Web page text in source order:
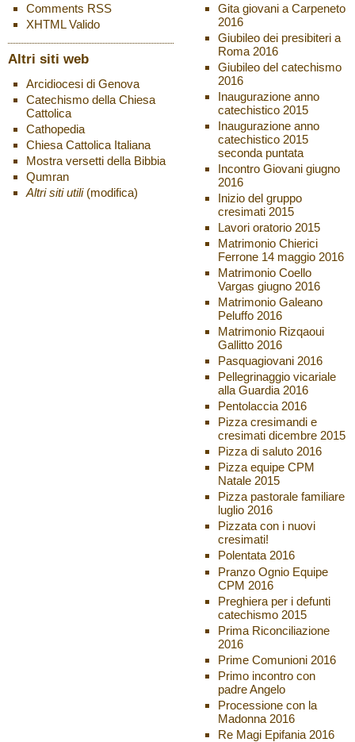
Comments RSS
XHTMLValido
Altri siti web
Arcidiocesi di Genova
Catechismo della Chiesa
Cattolica
Cathopedia
Chiesa Cattolica Italiana
Mostra versetti della Bibbia
Qumran
Altri siti utili (modifica)
Gita giovani a Carpeneto
2016
Giubileo dei presibiteri a
Roma 2016
Giubileo del catechismo
2016
Inaugurazione anno
catechistico 2015
Inaugurazione anno
catechistico 2015
seconda puntata
Incontro Giovani giugno
2016
Inizio del gruppo
cresimati 2015
Lavori oratorio 2015
Matrimonio Chierici
Ferrone 14 maggio 2016
Matrimonio Coello
Vargas giugno 2016
Matrimonio Galeano
Peluffo 2016
Matrimonio Rizqaoui
Gallitto 2016
Pasquagiovani 2016
Pellegrinaggio vicariale
alla Guardia 2016
Pentolaccia 2016
Pizza cresimandi e
cresimati dicembre 2015
Pizza di saluto 2016
Pizza equipe CPM
Natale 2015
Pizza pastorale familiare
luglio 2016
Pizzata con i nuovi
cresimati!
Polentata 2016
Pranzo Ognio Equipe
CPM 2016
Preghiera per i defunti
catechismo 2015
Prima Riconciliazione
2016
Prime Comunioni 2016
Primo incontro con
padre Angelo
Processione con la
Madonna 2016
Re Magi Epifania 2016